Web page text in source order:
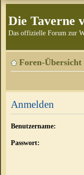
Die Taverne
Das offizielle Forum zur
Foren-Übersicht
Anmelden
Benutzername:
Passwort: